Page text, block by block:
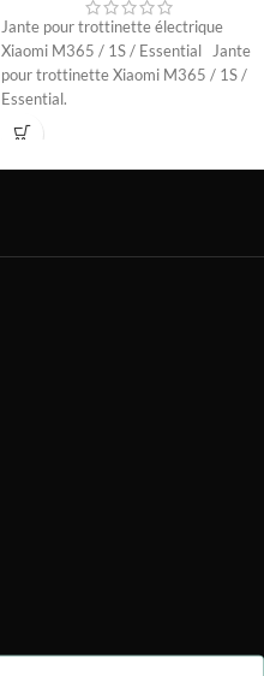
Jante pour trottinette électrique
Xiaomi M365 / 1S / Essential Jante
pour trottinette Xiaomi M365 / 1S /
Essential.